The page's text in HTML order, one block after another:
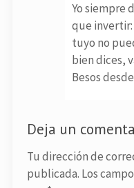
Yo siempre
que invertir:
tuyo no
bien dices,
Besos
Deja un
Tu dirección de
publicada. Los